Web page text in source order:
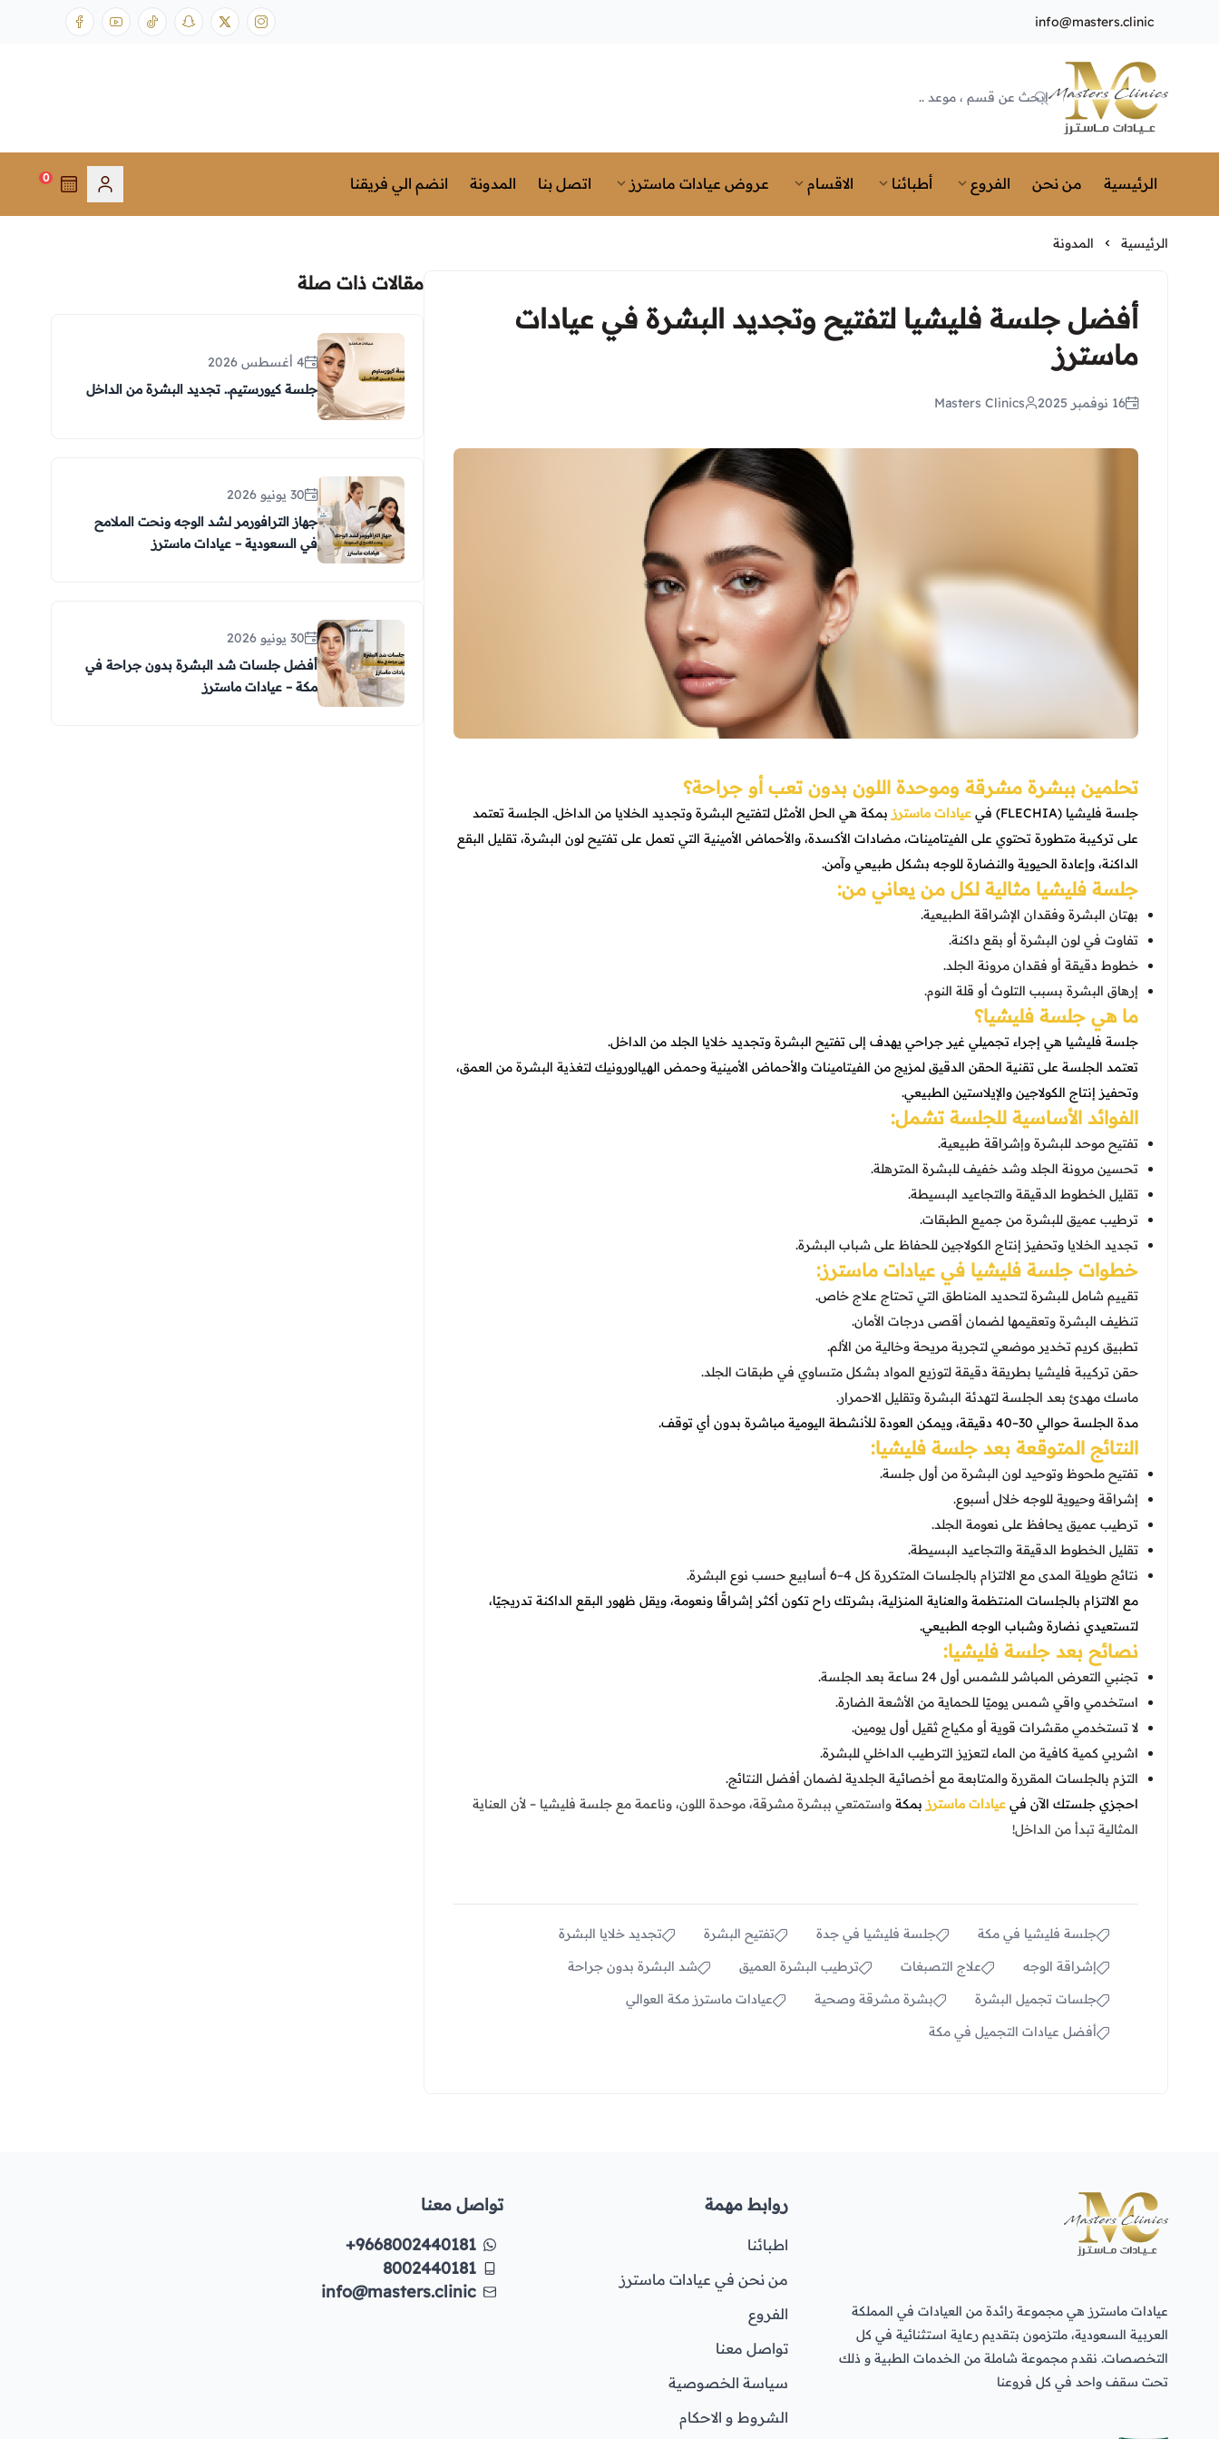
info@masters.clinic
Masters Clinics
الرئيسية من نحن الفروع أطبائنا الاقسام عروض عيادات ماسترز اتصل بنا المدونة انضم الي فريقنا 0
الرئيسية المدونة
أفضل جلسة فليشيا لتفتيح وتجديد البشرة في عيادات
ماسترز
16 نوفمبر 2025 Masters Clinics
تحلمين ببشرة مشرقة وموحدة اللون بدون تعب أو جراحة؟
جلسة فليشيا (FLECHIA) في عيادات ماسترز بمكة هي الحل الأمثل لتفتيح البشرة وتجديد الخلايا من الداخل. الجلسة تعتمد
على تركيبة متطورة تحتوي على الفيتامينات، مضادات الأكسدة، والأحماض الأمينية التي تعمل على تفتيح لون البشرة، تقليل البقع
الداكنة، وإعادة الحيوية والنضارة للوجه بشكل طبيعي وآمن.
جلسة فليشيا مثالية لكل من يعاني من:
بهتان البشرة وفقدان الإشراقة الطبيعية.
تفاوت في لون البشرة أو بقع داكنة.
خطوط دقيقة أو فقدان مرونة الجلد.
إرهاق البشرة بسبب التلوث أو قلة النوم.
ما هي جلسة فليشيا؟
جلسة فليشيا هي إجراء تجميلي غير جراحي يهدف إلى تفتيح البشرة وتجديد خلايا الجلد من الداخل.
تعتمد الجلسة على تقنية الحقن الدقيق لمزيج من الفيتامينات والأحماض الأمينية وحمض الهيالورونيك لتغذية البشرة من العمق،
وتحفيز إنتاج الكولاجين والإيلاستين الطبيعي.
الفوائد الأساسية للجلسة تشمل:
تفتيح موحد للبشرة وإشراقة طبيعية.
تحسين مرونة الجلد وشد خفيف للبشرة المترهلة.
تقليل الخطوط الدقيقة والتجاعيد البسيطة.
ترطيب عميق للبشرة من جميع الطبقات.
تجديد الخلايا وتحفيز إنتاج الكولاجين للحفاظ على شباب البشرة.
خطوات جلسة فليشيا في عيادات ماسترز:
تقييم شامل للبشرة لتحديد المناطق التي تحتاج علاج خاص.
تنظيف البشرة وتعقيمها لضمان أقصى درجات الأمان.
تطبيق كريم تخدير موضعي لتجربة مريحة وخالية من الألم.
حقن تركيبة فليشيا بطريقة دقيقة لتوزيع المواد بشكل متساوي في طبقات الجلد.
ماسك مهدئ بعد الجلسة لتهدئة البشرة وتقليل الاحمرار.
مدة الجلسة حوالي 30–40 دقيقة، ويمكن العودة للأنشطة اليومية مباشرة بدون أي توقف.
النتائج المتوقعة بعد جلسة فليشيا:
تفتيح ملحوظ وتوحيد لون البشرة من أول جلسة.
إشراقة وحيوية للوجه خلال أسبوع.
ترطيب عميق يحافظ على نعومة الجلد.
تقليل الخطوط الدقيقة والتجاعيد البسيطة.
نتائج طويلة المدى مع الالتزام بالجلسات المتكررة كل 4–6 أسابيع حسب نوع البشرة.
مع الالتزام بالجلسات المنتظمة والعناية المنزلية، بشرتك راح تكون أكثر إشراقًا ونعومة، ويقل ظهور البقع الداكنة تدريجيًا،
لتستعيدي نضارة وشباب الوجه الطبيعي.
نصائح بعد جلسة فليشيا:
تجنبي التعرض المباشر للشمس أول 24 ساعة بعد الجلسة.
استخدمي واقي شمس يوميًا للحماية من الأشعة الضارة.
لا تستخدمي مقشرات قوية أو مكياج ثقيل أول يومين.
اشربي كمية كافية من الماء لتعزيز الترطيب الداخلي للبشرة.
التزم بالجلسات المقررة والمتابعة مع أخصائية الجلدية لضمان أفضل النتائج.
احجزي جلستك الآن في عيادات ماسترز بمكة واستمتعي ببشرة مشرقة، موحدة اللون، وناعمة مع جلسة فليشيا – لأن العناية
المثالية تبدأ من الداخل!
جلسة فليشيا في مكة جلسة فليشيا في جدة تفتيح البشرة
تجديد خلايا البشرة
إشراقة الوجه
علاج التصبغات ترطيب البشرة العميق
شد البشرة بدون جراحة
جلسات تجميل البشرة
بشرة مشرقة وصحية
عيادات ماسترز مكة العوالي
أفضل عيادات التجميل في مكة
مقالات ذات صلة
4 أغسطس 2026
جلسة كيورستيم.. تجديد البشرة من الداخل
30 يونيو 2026
جهاز الترافورمر لشد الوجه ونحت الملامح
في السعودية – عيادات ماسترز
30 يونيو 2026
أفضل جلسات شد البشرة بدون جراحة في
مكة – عيادات ماسترز
عيادات ماسترز هي مجموعة رائدة من العيادات في المملكة
العربية السعودية، ملتزمون بتقديم رعاية استثنائية في كل
التخصصات. نقدم مجموعة شاملة من الخدمات الطبية و ذلك
تحت سقف واحد في كل فروعنا
روابط مهمة
اطبائنا
من نحن في عيادات ماسترز
الفروع
تواصل معنا
سياسة الخصوصية
الشروط و الاحكام
تواصل معنا
+9668002440181
8002440181
info@masters.clinic